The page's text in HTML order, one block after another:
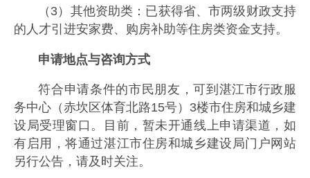
（3）其他资助类：已获得省、市两级财政支持
的人才引进安家费、购房补助等住房类资金支持。
申请地点与咨询方式
符合申请条件的市民朋友，可到湛江市行政服
务中心（赤坎区体育北路15号）3楼市住房和城乡建
设局受理窗口。目前，暂未开通线上申请渠道，如
有启用，将通过湛江市住房和城乡建设局门户网站
另行公告，请及时关注。